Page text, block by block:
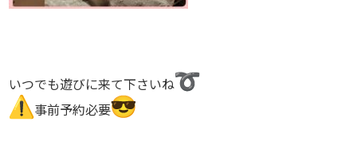
いつでも遊びに来て下さいね
事前予約必要